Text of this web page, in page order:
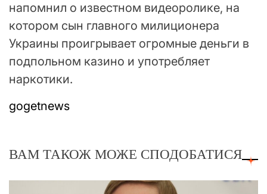
напомнил о известном видеоролике, на
котором сын главного милиционера
Украины проигрывает огромные деньги в
подпольном казино и употребляет
наркотики.
gogetnews
ВАМ ТАКОЖ МОЖЕ СПОДОБАТИСЯ